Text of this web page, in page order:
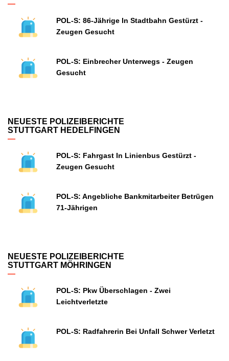
POL-S: 86-Jährige In Stadtbahn Gestürzt -
Zeugen Gesucht
POL-S: Einbrecher Unterwegs - Zeugen
Gesucht
NEUESTE POLIZEIBERICHTE
STUTTGART HEDELFINGEN
POL-S: Fahrgast In Linienbus Gestürzt -
Zeugen Gesucht
POL-S: Angebliche Bankmitarbeiter Betrügen
71-Jährigen
NEUESTE POLIZEIBERICHTE
STUTTGART MÖHRINGEN
POL-S: Pkw Überschlagen - Zwei
Leichtverletzte
POL-S: Radfahrerin Bei Unfall Schwer Verletzt